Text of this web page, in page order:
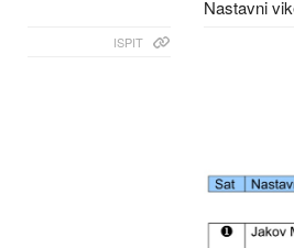
Nastavni
ISPIT